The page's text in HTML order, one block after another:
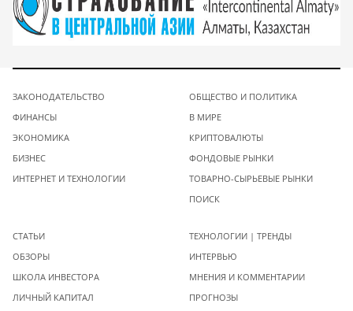
ЗАКОНОДАТЕЛЬСТВО
ФИНАНСЫ
ЭКОНОМИКА
БИЗНЕС
ИНТЕРНЕТ И ТЕХНОЛОГИИ
ОБЩЕСТВО И ПОЛИТИКА
В МИРЕ
КРИПТОВАЛЮТЫ
ФОНДОВЫЕ РЫНКИ
ТОВАРНО-СЫРЬЕВЫЕ РЫНКИ
ПОИСК
СТАТЬИ
ОБЗОРЫ
ШКОЛА ИНВЕСТОРА
ЛИЧНЫЙ КАПИТАЛ
ТЕХНОЛОГИИ | ТРЕНДЫ
ИНТЕРВЬЮ
МНЕНИЯ И КОММЕНТАРИИ
ПРОГНОЗЫ